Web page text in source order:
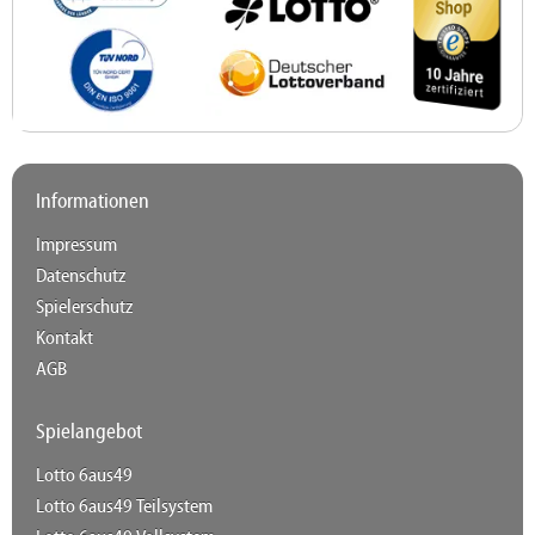
Informationen
Impressum
Datenschutz
Spielerschutz
Kontakt
AGB
Spielangebot
Lotto 6aus49
Lotto 6aus49 Teilsystem